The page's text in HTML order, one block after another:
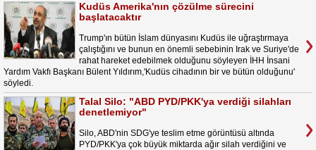
Kudüs Amerika'nın çözülme sürecini
başlatacaktır
Trump'ın bütün İslam dünyasını Kudüs ile uğraştırmaya
çalıştığını ve bunun en önemli sebebinin Irak ve Suriye'de
rahat hareket edebilmek olduğunu söyleyen İHH İnsani
Yardım Vakfı Başkanı Bülent Yıldırım,'Kudüs cihadının bir ve bütün olduğunu'
söyledi.
Talal Silo: "ABD PYD/PKK'ya verdiği silahları
denetlemiyor"
Silo, ABD'nin SDG'ye teslim etme görüntüsü altında
PYD/PKK'ya çok büyük miktarda ağır silah verdiğini ve